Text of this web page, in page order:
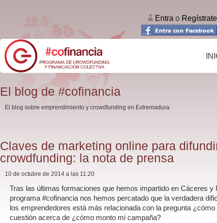
Entra o Regístrate
El blog de #cofinancia
El blog sobre emprendimiento y crowdfunding en Extremadura
Claves de marketing online para
crowdfunding: la nota de prensa
10 de octubre de 2014 a las 11:20
Tras las últimas formaciones que hemos impartido en Cáceres y
programa #cofinancia nos hemos percatado que la verdadera
los emprendedores está más relacionada con la pregunta
cuestión acerca de ¿cómo monto mi campaña?